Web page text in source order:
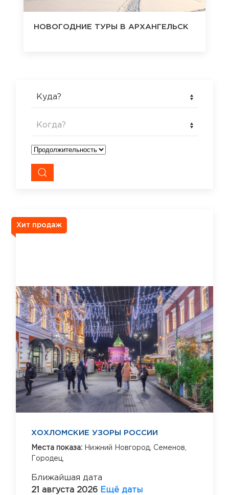
НОВОГОДНИЕ ТУРЫ В
Куда?
Когда?
Хит продаж
ХОХЛОМСКИЕ УЗОРЫ РОССИИ
Места показа: Нижний Новгород, Семенов,
Городец,
Ближайшая дата
21 августа 2026 Ещё даты